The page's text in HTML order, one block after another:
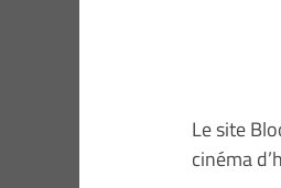
Le site
cinéma